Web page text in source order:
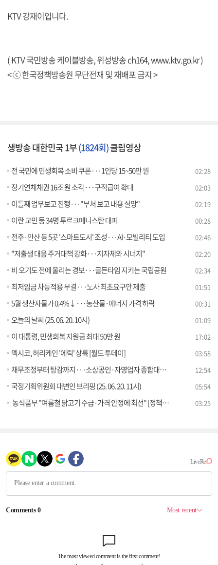
KTV 강재이입니다.
( KTV 국민방송 케이블방송, 위성방송 ch164,www.ktv.go.kr)
< ⓒ 한국정책방송원 무단전재 및 재배포 금지 >
생방송 대한민국 1부(1824회)클립영상
전 국민에 민생회복 소비 쿠폰···1인당 15~50만 원 02:28
장기연체채권 16조 원 소각···구직급여 확대 02:03
이틀째 업무보고 진행···"부처 보고 내용 실망" 02:19
이란 교민 등 34명 투르크메니스탄 대피 00:28
전주·안산 등 5곳 '스마트도시' 조성···AI·모빌리티 도입 02:46
"저출생 대응 주거대책 강화···지자체와 시너지" 02:20
비 오기도 전에 울리는 경보···골든타임 지키는 국립공원 02:34
최저임금 차등적용 부결···노사 최초요구안 제출 01:51
5월 생산자물가 0.4%↓···농산물·에너지 가격 하락 00:31
오늘의 날씨 (25. 06. 20. 10시) 01:09
이 대통령, 민생회복 지원금 최대 50만 원 17:02
멕시코, 허리케인 '에릭' 상륙 [월드 투데이] 03:58
채무조정부터 탕감까지···소상공인·자영업자 종합대책은? 12:54
국정기획위원회 대변인 브리핑 (25. 06. 20. 11시) 05:54
농식품부 "여름철 닭고기 수급·가격 안정에 최선" [정책 바로보기] 03:25